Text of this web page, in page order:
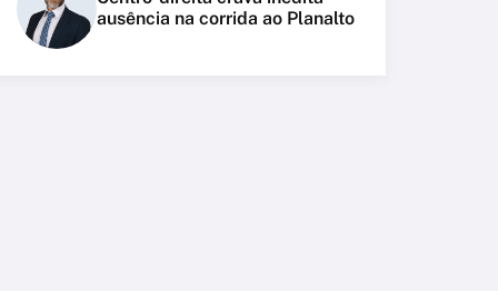
ausência na corrida ao Planalto